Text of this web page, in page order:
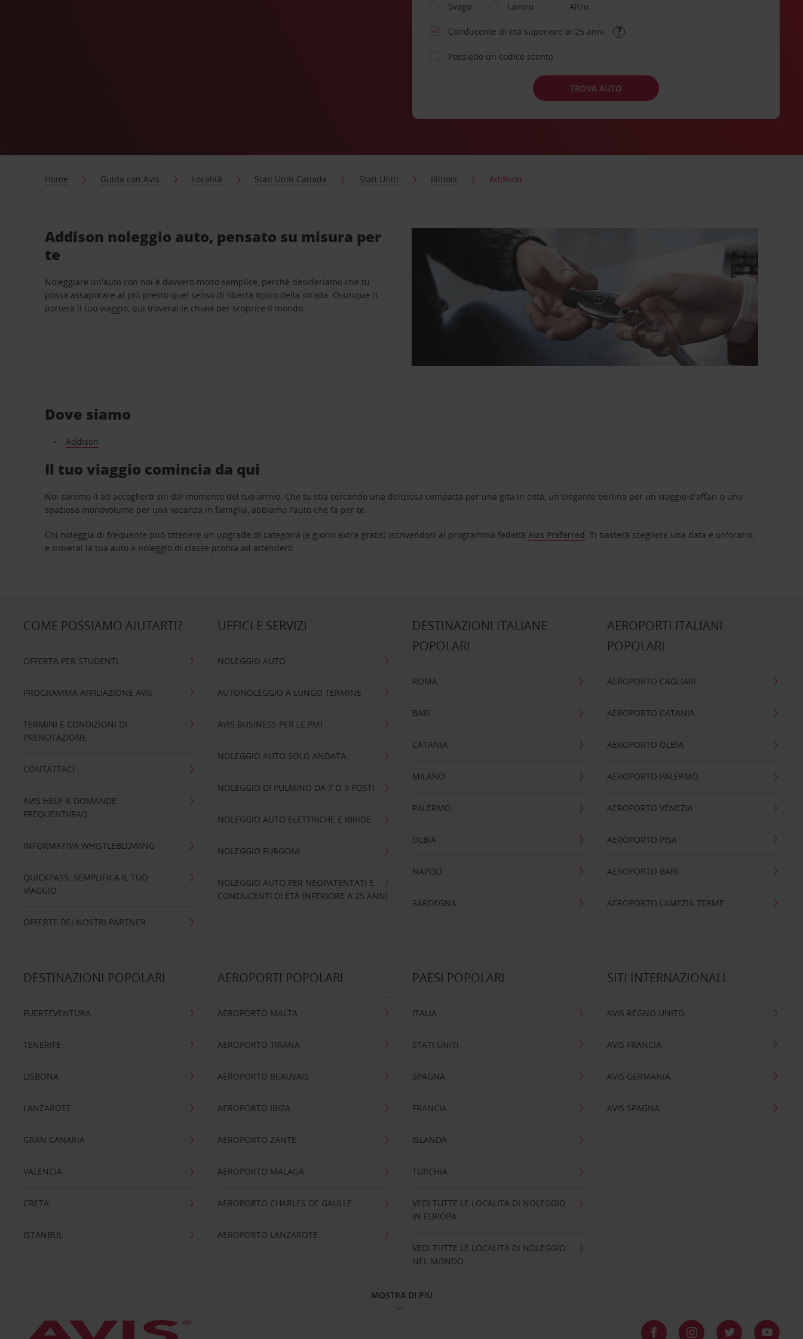
Svago
Lavoro Altro
Conducente di età superiore ai 25 anni
Possiedo un codice sconto
TROVA AUTO
Home Guida con Avis Località Stati Uniti Canada Stati Uniti Illinois Addison
Addison noleggio auto, pensato su misura per
te
Noleggiare un'auto con noi è davvero molto semplice, perché desideriamo che tu
possa assaporare al più presto quel senso di libertà tipico della strada. Ovunque ti
porterà il tuo viaggio, qui troverai le chiavi per scoprire il mondo.
Dove siamo
Addison
Il tuo viaggio comincia da qui
Noi saremo lì ad accoglierti sin dal momento del tuo arrivo. Che tu stia cercando una deliziosa compatta per una gita in città, un'elegante berlina per un viaggio d'affari o una
spaziosa monovolume per una vacanza in famiglia, abbiamo l'auto che fa per te.
Chi noleggia di frequente può ottenere un upgrade di categoria (e giorni extra gratis) iscrivendosi al programma fedeltàAvis Preferred. Ti basterà scegliere una data e un'orario,
e troverai la tua auto a noleggio di classe pronta ad attenderti.
COME POSSIAMO AIUTARTI?
OFFERTA PER STUDENTI
PROGRAMMA AFFILIAZIONE AVIS
TERMINI E CONDIZIONI DI
PRENOTAZIONE
CONTATTACI
AVIS HELP & DOMANDE
FREQUENTI/FAQ
INFORMATIVA WHISTLEBLOWING
QUICKPASS: SEMPLIFICA IL TUO
VIAGGIO
OFFERTE DEI NOSTRI PARTNER
UFFICI E SERVIZI
NOLEGGIO AUTO
AUTONOLEGGIO A LUNGO TERMINE
AVIS BUSINESS PER LE PMI
NOLEGGIO AUTO SOLO ANDATA
NOLEGGIO DI PULMINO DA 7 O 9 POSTI
NOLEGGIO AUTO ELETTRICHE E IBRIDE
NOLEGGIO FURGONI
NOLEGGIO AUTO PER NEOPATENTATI E
CONDUCENTI DI ETÀ INFERIORE A 25 ANNI
DESTINAZIONI ITALIANE
POPOLARI
ROMA
BARI
CATANIA
MILANO
PALERMO
OLBIA
NAPOLI
SARDEGNA
AEROPORTI ITALIANI
POPOLARI
AEROPORTO CAGLIARI
AEROPORTO CATANIA
AEROPORTO OLBIA
AEROPORTO PALERMO
AEROPORTO VENEZIA
AEROPORTO PISA
AEROPORTO BARI
AEROPORTO LAMEZIA TERME
DESTINAZIONI POPOLARI
FUERTEVENTURA
TENERIFE
LISBONA
LANZAROTE
GRAN CANARIA
VALENCIA
CRETA
ISTANBUL
AEROPORTI POPOLARI
AEROPORTO MALTA
AEROPORTO TIRANA
AEROPORTO BEAUVAIS
AEROPORTO IBIZA
AEROPORTO ZANTE
AEROPORTO MALAGA
AEROPORTO CHARLES DE GAULLE
AEROPORTO LANZAROTE
PAESI POPOLARI
ITALIA
STATI UNITI
SPAGNA
FRANCIA
ISLANDA
TURCHIA
VEDI TUTTE LE LOCALITÀ DI NOLEGGIO
IN EUROPA
VEDI TUTTE LE LOCALITÀ DI NOLEGGIO
NEL MONDO
SITI INTERNAZIONALI
AVIS REGNO UNITO
AVIS FRANCIA
AVIS GERMANIA
AVIS SPAGNA
MOSTRA DI PIÙ